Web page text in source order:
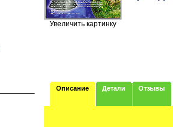
Увеличить картинку
Описание Детали Отзывы